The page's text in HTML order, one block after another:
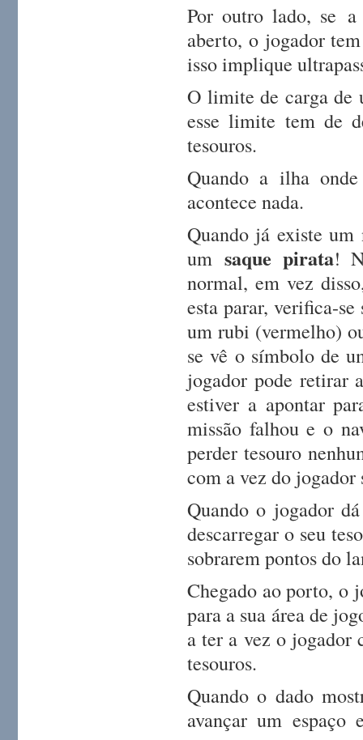
Por outro lado, se
aberto, o jogador
isso implique
O limite de carga de
esse limite tem de
tesouros.
Quando a ilha
acontece nada.
Quando já existe
umsaque pirata!
normal, em vez
esta parar, verifica-
um rubi (vermelho)
se vê o símbolo de
jogador pode retirar
estiver a apontar
missão falhou e o
perder tesouro
com a vez do
Quando o jogador
descarregar o seu
sobrarem pontos do
Chegado ao porto, o
para a sua área de
a ter a vez o jogador
tesouros.
Quando o dado
avançar um